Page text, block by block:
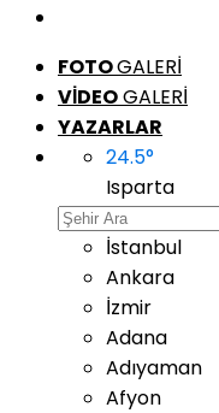
FOTOGALERİ
VİDEOGALERİ
YAZARLAR
24.5°
Isparta
İstanbul
Ankara
İzmir
Adana
Adıyaman
Afyon